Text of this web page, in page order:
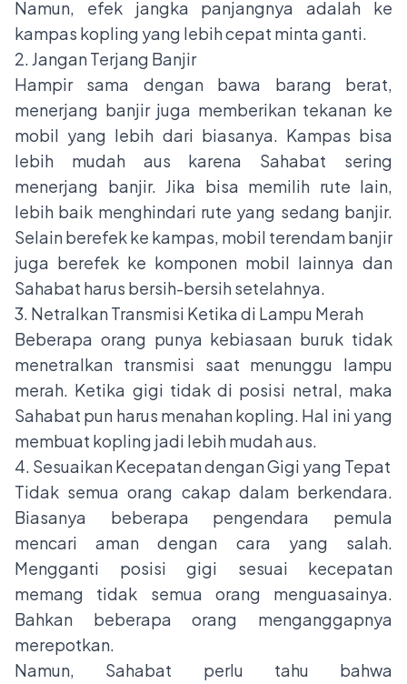
Namun, efek jangka panjangnya adalah ke
kampas kopling yang lebih cepat minta ganti.
2. Jangan Terjang Banjir
Hampir sama dengan bawa barang berat,
menerjang banjir juga memberikan tekanan ke
mobil yang lebih dari biasanya. Kampas bisa
lebih mudah aus karena Sahabat sering
menerjang banjir. Jika bisa memilih rute lain,
lebih baik menghindari rute yang sedang banjir.
Selain berefek ke kampas, mobil terendam banjir
juga berefek ke komponen mobil lainnya dan
Sahabat harus bersih-bersih setelahnya.
3. Netralkan Transmisi Ketika di Lampu Merah
Beberapa orang punya kebiasaan buruk tidak
menetralkan transmisi saat menunggu lampu
merah. Ketika gigi tidak di posisi netral, maka
Sahabat pun harus menahan kopling. Hal ini yang
membuat kopling jadi lebih mudah aus.
4. Sesuaikan Kecepatan dengan Gigi yang Tepat
Tidak semua orang cakap dalam berkendara.
Biasanya beberapa pengendara pemula
mencari aman dengan cara yang salah.
Mengganti posisi gigi sesuai kecepatan
memang tidak semua orang menguasainya.
Bahkan beberapa orang menganggapnya
merepotkan.
Namun, Sahabat perlu tahu bahwa